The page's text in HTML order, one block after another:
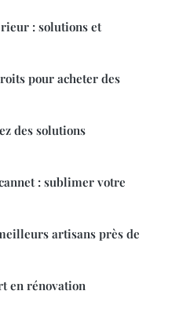
: solutions et
pour acheter des
des solutions
: sublimer votre
artisans près de
en rénovation